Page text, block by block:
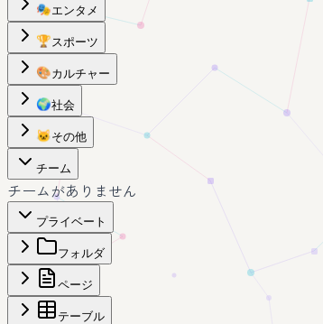
🎭エンタメ
🏆スポーツ
🎨カルチャー
🌍社会
🐱 その他
チーム
チームがありません
プライベート
フォルダ
ページ
テーブル